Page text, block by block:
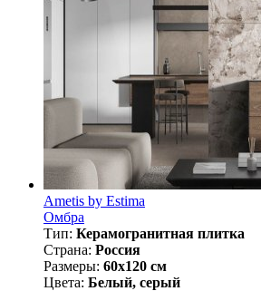
Ametis by Estima
Омбра
Тип: Керамогранитная плитка
Страна: Россия
Размеры: 60x120 см
Цвета: Белый, серый